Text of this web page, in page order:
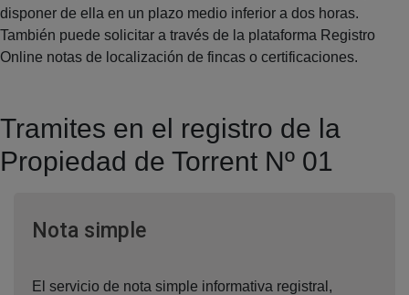
disponer de ella en un plazo medio inferior a dos horas.
También puede solicitar a través de la plataforma Registro
Online notas de localización de fincas o certificaciones.
Tramites en el registro de la
Propiedad de Torrent Nº 01
Nota simpleVentana nueva
El servicio de nota simple informativa registral,